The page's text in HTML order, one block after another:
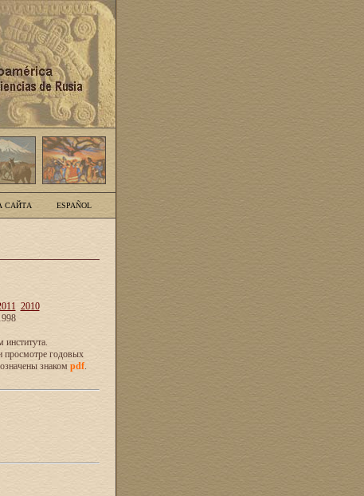
САЙТА ESPAÑOL
2010
годовых
знаком pdf.